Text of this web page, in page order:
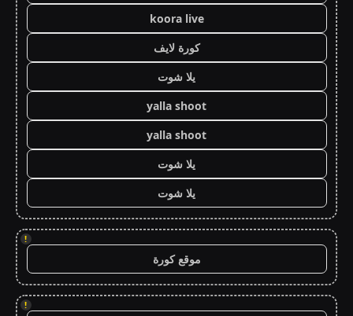
koora live
كورة لايف
يلا شوت
yalla shoot
yalla shoot
يلا شوت
يلا شوت
!
موقع كورة
!